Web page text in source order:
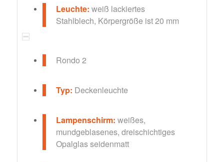
Leuchte: weiß lackiertes
Stahlblech, Körpergröße ist 20 mm
Rondo 2
Typ: Deckenleuchte
Lampenschirm: weißes,
mundgeblasenes, dreischichtiges
Opalglas seidenmatt